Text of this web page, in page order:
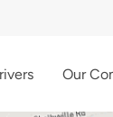
Our